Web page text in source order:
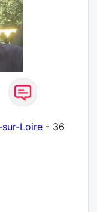
Loire - 36